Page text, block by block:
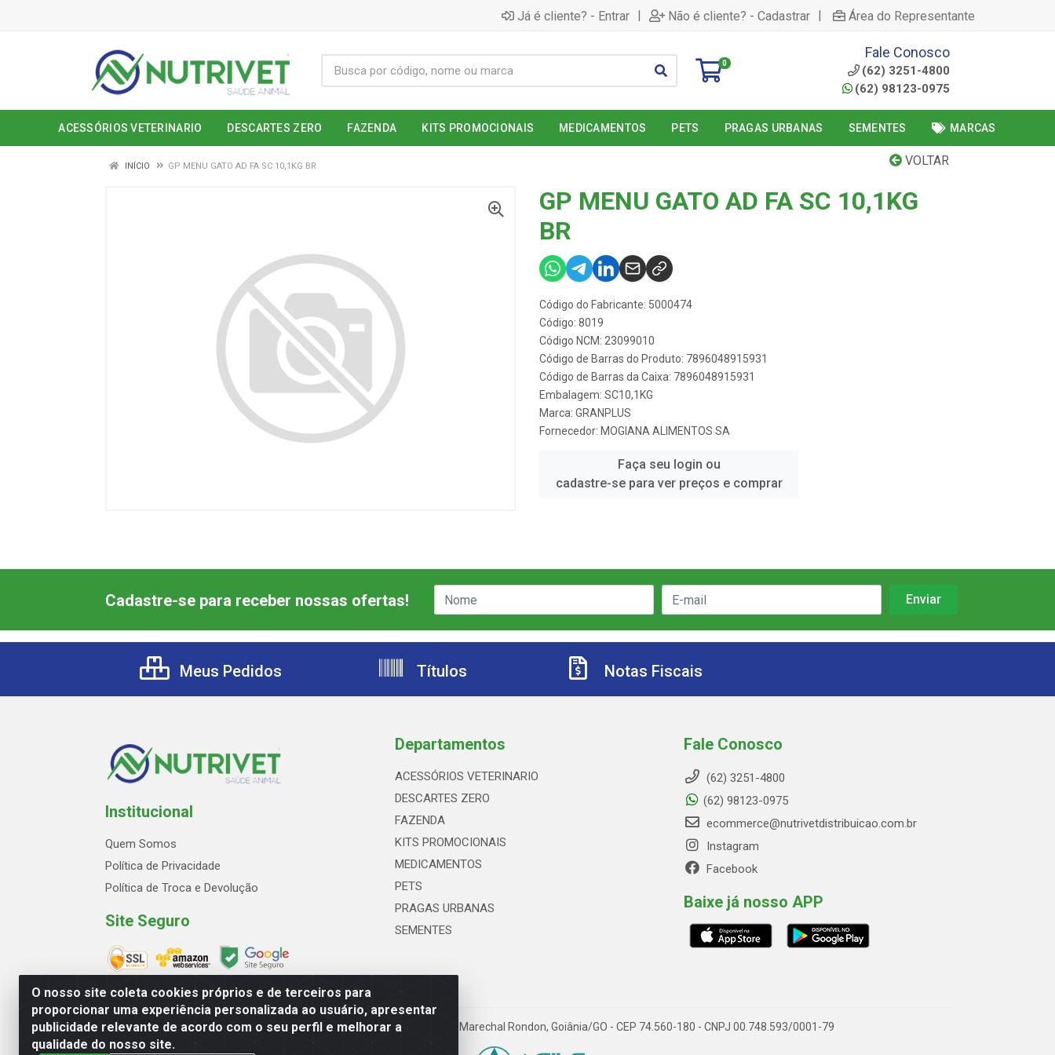
Já é cliente? - Entrar | Não é cliente? - Cadastrar | Área do Representante
0
Fale Conosco
(62) 3251-4800
(62) 98123-0975
ACESSÓRIOS VETERINARIO DESCARTES ZERO FAZENDA KITS PROMOCIONAIS MEDICAMENTOS PETS PRAGAS URBANAS SEMENTES MARCAS
VOLTAR
INÍCIO GP MENU GATO AD FA SC 10,1KG BR
GP MENU GATO AD FA SC 10,1KG
BR
Código do Fabricante: 5000474
Código: 8019
Código NCM: 23099010
Código de Barras do Produto: 7896048915931
Código de Barras da Caixa: 7896048915931
Embalagem: SC10,1KG
Marca: GRANPLUS
Fornecedor: MOGIANA ALIMENTOS SA
Faça seu login ou
cadastre-se para ver preços e comprar
O nosso site coleta cookies próprios e de terceiros para
proporcionar uma experiência personalizada ao usuário, apresentar
publicidade relevante de acordo com o seu perfil e melhorar a
qualidade do nosso site.
Cadastre-se para receber nossas ofertas!
Meus Pedidos Títulos Notas Fiscais
Institucional
Quem Somos
Política de Privacidade
Política de Troca e Devolução
Site Seguro
Departamentos
ACESSÓRIOS VETERINARIO
DESCARTES ZERO
FAZENDA
KITS PROMOCIONAIS
MEDICAMENTOS
PETS
PRAGAS URBANAS
SEMENTES
Fale Conosco
(62) 3251-4800
(62) 98123-0975
ecommerce@nutrivetdistribuicao.com.br
Instagram
Facebook
Baixe já nosso APP
Avenida Marginal Norte, 266, Quadrai Lt 16 - Set Marechal Rondon, Goiânia/GO - CEP 74.560-180 - CNPJ 00.748.593/0001-79